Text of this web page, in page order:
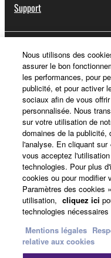
Support
Yamaha Music ID -
A propos de Yamaha
France - French
Professionnel
Nous utilisons des
assurer le bon
les performances, pour
publicité, et pour activer
sociaux afin de vous
personnalisée. Nous
sur votre utilisation de
domaines de la
l'analyse. En cliquant
vous acceptez
technologies. Pour plus
cookies ou pour modifier
Paramètres des cookies
utilisation, cliquez ici
technologies
Mentions légales
relative aux cookies